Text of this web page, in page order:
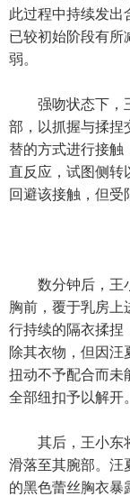
此过程中持续发出
已较初始阶段有所
弱。
强吻状态下，王
部，以抓握与揉捏
替的方式进行接触
直反应，试图侧转
回避该接触，但受
数分钟后，王小
胸前，覆于乳房上
行持续的隔衣揉捏
除其衣物，但因汪
扭动不予配合而未
全部纽扣予以解开。
其后，王小东将
滑落至其腕部。汪
的黑色蕾丝胸衣暴